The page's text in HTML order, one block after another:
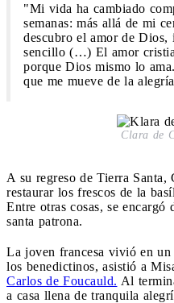
"Mi vida ha cambiado
semanas: más allá de mi
descubro el amor de Dios,
sencillo (…) El amor
porque Dios mismo lo
que me mueve de la
Clara de
A su regreso de Tierra
restaurar los frescos de la
Entre otras cosas, se encargó
santa patrona.
La joven francesa vivió en
los benedictinos, asistió a
Carlos de Foucauld. Al
a casa llena de tranquila